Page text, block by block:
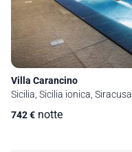
Villa Carancino
Sicilia, Sicilia ionica, Siracusa
742€ notte